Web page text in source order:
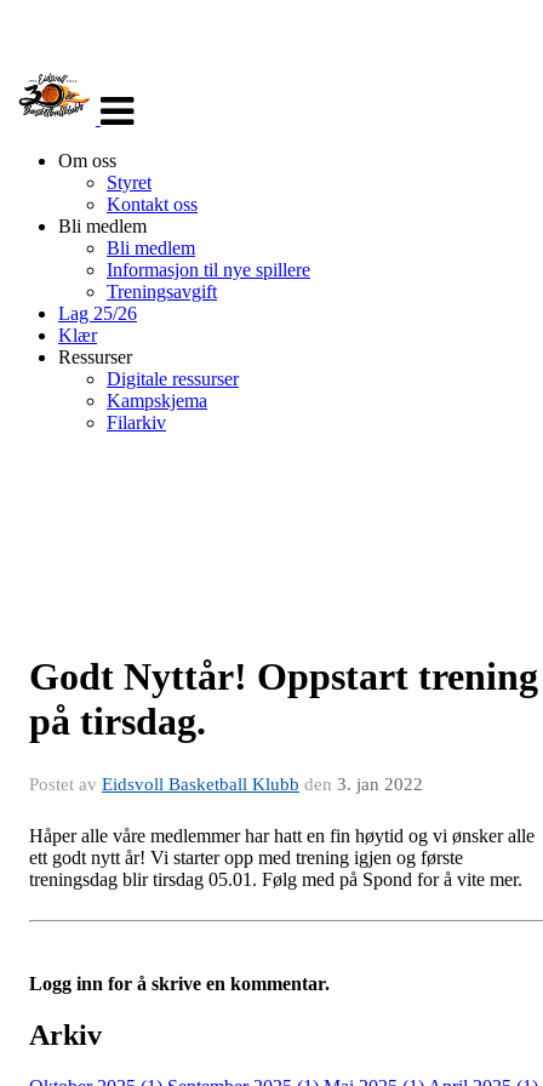
navigasjon
Om oss
Styret
Kontakt oss
Bli medlem
Bli medlem
Informasjon til nye spillere
Treningsavgift
Lag 25/26
Klær
Ressurser
Digitale ressurser
Kampskjema
Filarkiv
Godt Nyttår! Oppstart trening
på tirsdag.
Postet av Eidsvoll Basketball Klubb den 3. jan 2022
Håper alle våre medlemmer har hatt en fin høytid og vi ønsker alle
ett godt nytt år! Vi starter opp med trening igjen og første
treningsdag blir tirsdag 05.01. Følg med på Spond for å vite mer.
Logg inn for å skrive en kommentar.
Arkiv